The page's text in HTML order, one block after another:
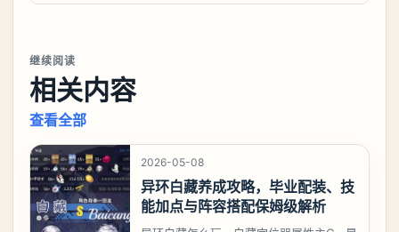
继续阅读
相关内容
查看全部
2026-05-08
异环白藏养成攻略，毕业配装、技
能加点与阵容搭配保姆级解析